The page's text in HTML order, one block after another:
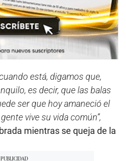
está, digamos que,
es decir, que las balas
ser que hoy amaneció el
vive su vida común”,
mientras se queja de la